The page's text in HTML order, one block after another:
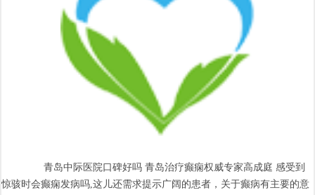
青岛中际医院口碑好吗 青岛治疗癫痫权威专家高成庭 感受到
惊骇时会癫痫发病吗,这儿还需求提示广阔的患者，关于癫病有主要的意